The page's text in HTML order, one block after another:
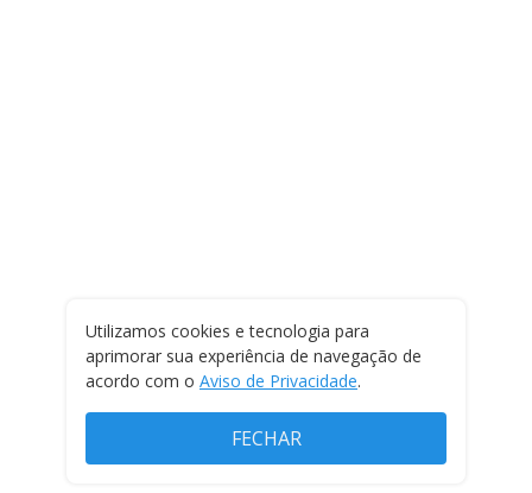
Utilizamos cookies e tecnologia para
aprimorar sua experiência de navegação de
acordo com o Aviso de Privacidade.
FECHAR